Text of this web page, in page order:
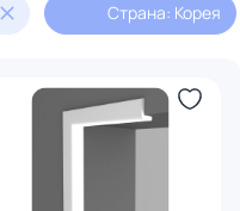
Страна: Корея